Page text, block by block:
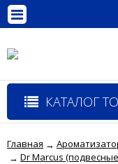
КАТАЛОГ
Главная →
→ Dr Marcus